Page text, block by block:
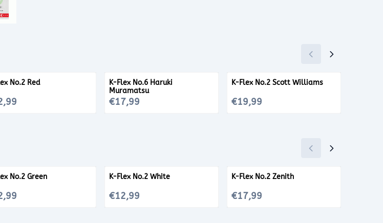
No.2 Red
12,99
K-Flex No.6 Haruki
Muramatsu
Prijs: 17,99
€17,99
K-Flex No.2 Scott Williams
Prijs: 19,99
€19,99
No.2 Green
12,99
K-Flex No.2 White
Prijs: 12,99
€12,99
K-Flex No.2 Zenith
Prijs: 17,99
€17,99